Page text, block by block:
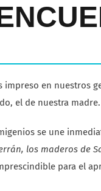
impreso en nuestros
el de nuestra
se une
los maderos de
para el